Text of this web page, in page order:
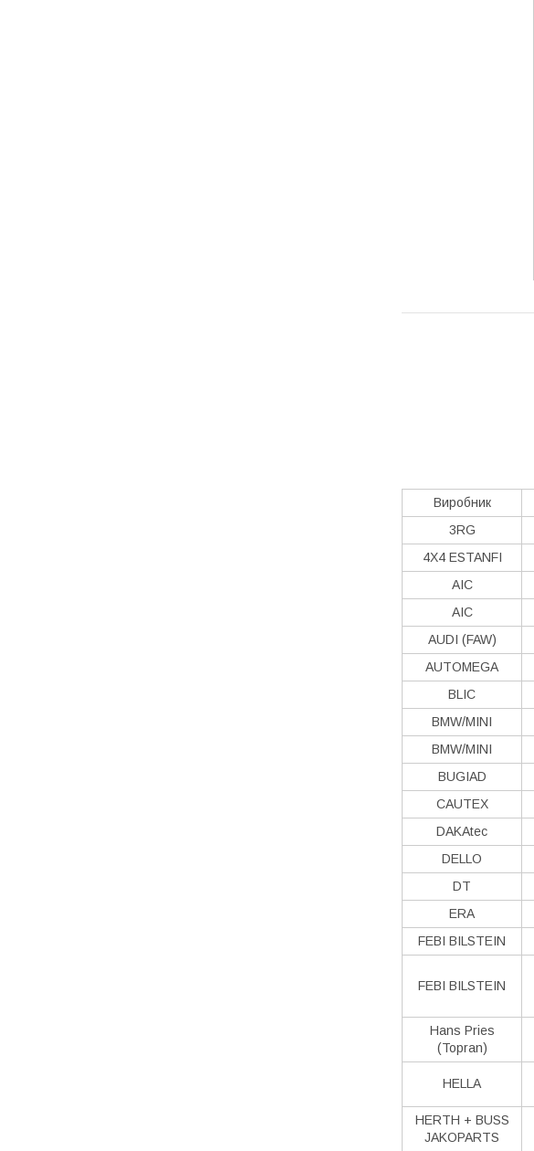
Виробник
3RG
4X4 ESTANFI
AIC
AIC
AUDI (FAW)
AUTOMEGA
BLIC
BMW/MINI
BMW/MINI
BUGIAD
CAUTEX
DAKAtec
DELLO
DT
ERA
FEBI BILSTEIN
FEBI BILSTEIN
Hans Pries
(Topran)
HELLA
HERTH + BUSS
JAKOPARTS